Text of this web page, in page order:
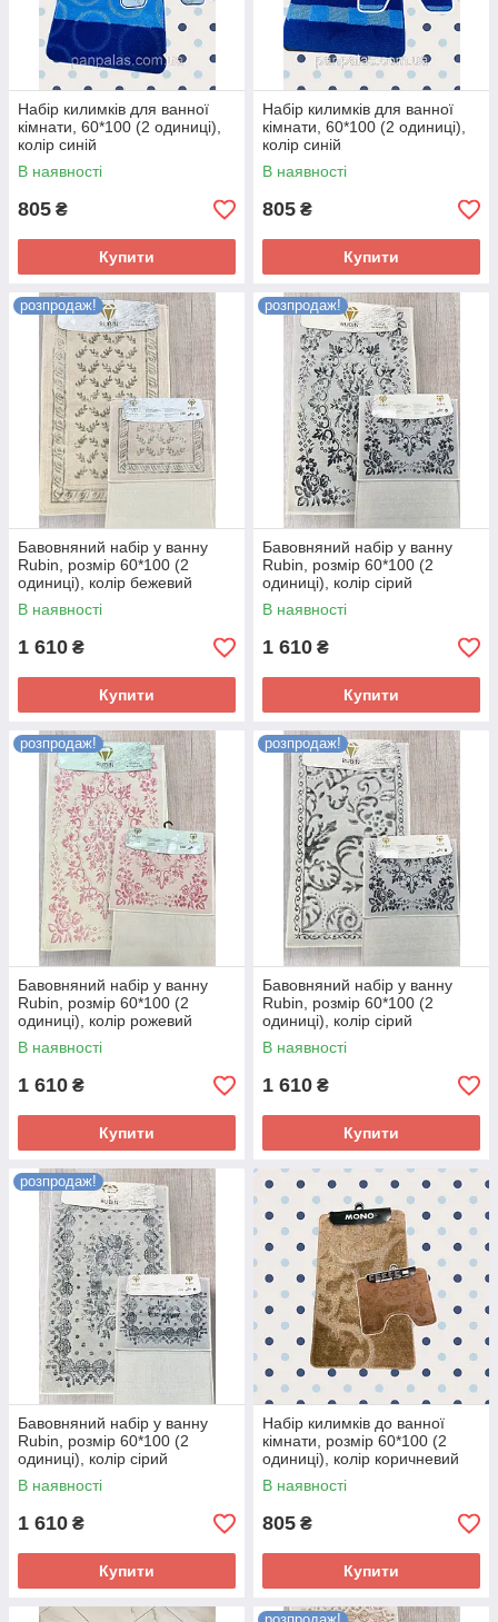
Набір килимків для ванної
кімнати, 60*100 (2 одиниці),
колір синій
В наявності
805 ₴
Купити
Набір килимків для ванної
кімнати, 60*100 (2 одиниці),
колір синій
В наявності
805 ₴
Купити
розпродаж!
Бавовняний набір у ванну
Rubin, розмір 60*100 (2
одиниці), колір бежевий
В наявності
1 610 ₴
Купити
розпродаж!
Бавовняний набір у ванну
Rubin, розмір 60*100 (2
одиниці), колір сірий
В наявності
1 610 ₴
Купити
розпродаж!
Бавовняний набір у ванну
Rubin, розмір 60*100 (2
одиниці), колір рожевий
В наявності
1 610 ₴
Купити
розпродаж!
Бавовняний набір у ванну
Rubin, розмір 60*100 (2
одиниці), колір сірий
В наявності
1 610 ₴
Купити
розпродаж!
Бавовняний набір у ванну
Rubin, розмір 60*100 (2
одиниці), колір сірий
В наявності
1 610 ₴
Купити
Набір килимків до ванної
кімнати, розмір 60*100 (2
одиниці), колір коричневий
В наявності
805 ₴
Купити